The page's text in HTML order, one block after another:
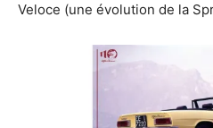
Veloce (une évolution de la